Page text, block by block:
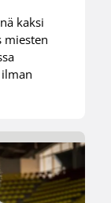
kaksi
miesten